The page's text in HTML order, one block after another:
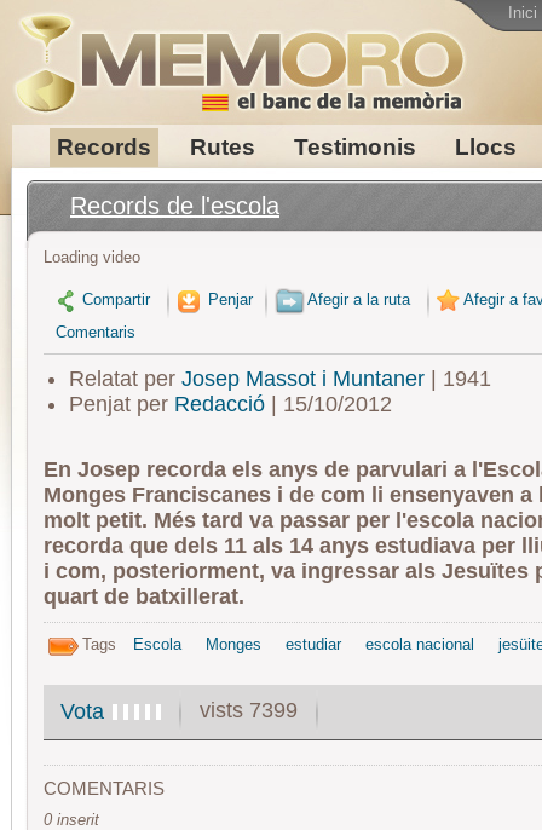
Records Rutes Testimonis Llocs
Inici
Records de l'escola
Loading video
Compartir Penjar Afegir a la ruta
Afegir a
Comentaris
Relatat per Josep Massot i Muntaner| 1941
Penjat per Redacció| 15/10/2012
En Josep recorda els anys de parvulari a
Monges Franciscanes i de com li ensenyaven a
molt petit. Més tard va passar per l'escola
recorda que dels 11 als 14 anys estudiava per
i com, posteriorment, va ingressar als Jesuïtes
quart de batxillerat.
Tags Escola Monges estudiar escola nacional
Vota vists 7399
COMENTARIS
0 inserit